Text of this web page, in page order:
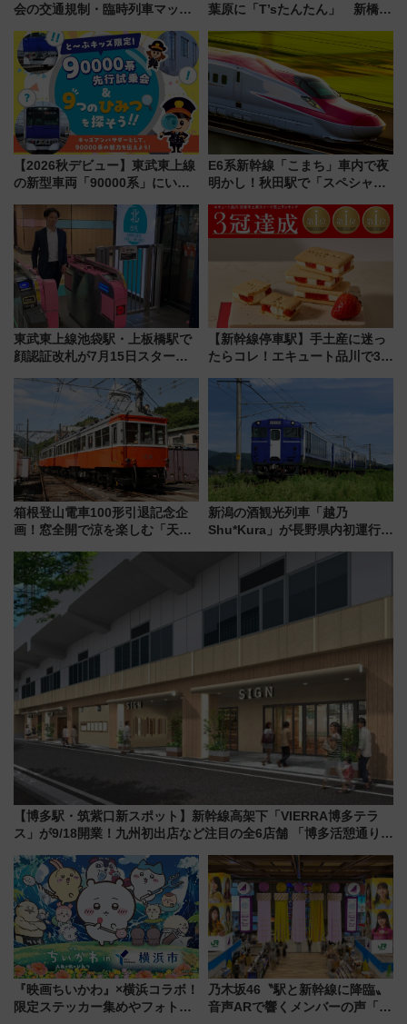
会の交通規制・臨時列車マッ
セス
葉原に「T’sたんたん」 新橋に
饅」、オムライス専門店「肉と
たまご」新グルメ続々登場！
【2026年8月】
【2026秋デビュー】東武東上線
の新型車両「90000系」にいち
向け先行試乗会でキッズアンバ
サダーになろう
E6系新幹線「こまち」車内で夜
明かし！秋田駅で「スペシャル
法は？
東武東上線池袋駅・上板橋駅で
顔認証改札が7月15日スター
でシームレスに
【新幹線停車駅】手土産に迷っ
たらコレ！エキュート品川で3年
産スイーツとは？
箱根登山電車100形引退記念企
画！窓全開で涼を楽しむ「天然
発売
新潟の酒観光列車「越乃
Shu*Kura」が長野県内初運行！
【博多駅・筑紫口新スポット】新幹線高架下「VIERRA博多テラ
ス」が9/18開業！九州初出店など注目の全6店舗 「博多活憩通り」
『映画ちいかわ』×横浜コラボ！
限定ステッカー集めやフォトス
乃木坂46〝駅と新幹線に降臨〟
音声ARで響くメンバーの声「真